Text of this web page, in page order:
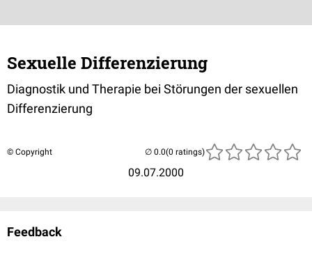
Sexuelle Differenzierung
Diagnostik und Therapie bei Störungen der sexuellen
Differenzierung
© Copyright
09.07.2000
(0 ratings)
Feedback